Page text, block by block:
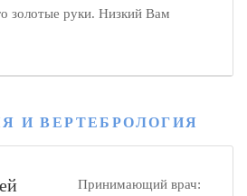
золотые руки. Низкий Вам
И ВЕРТЕБРОЛОГИЯ
Принимающий врач: